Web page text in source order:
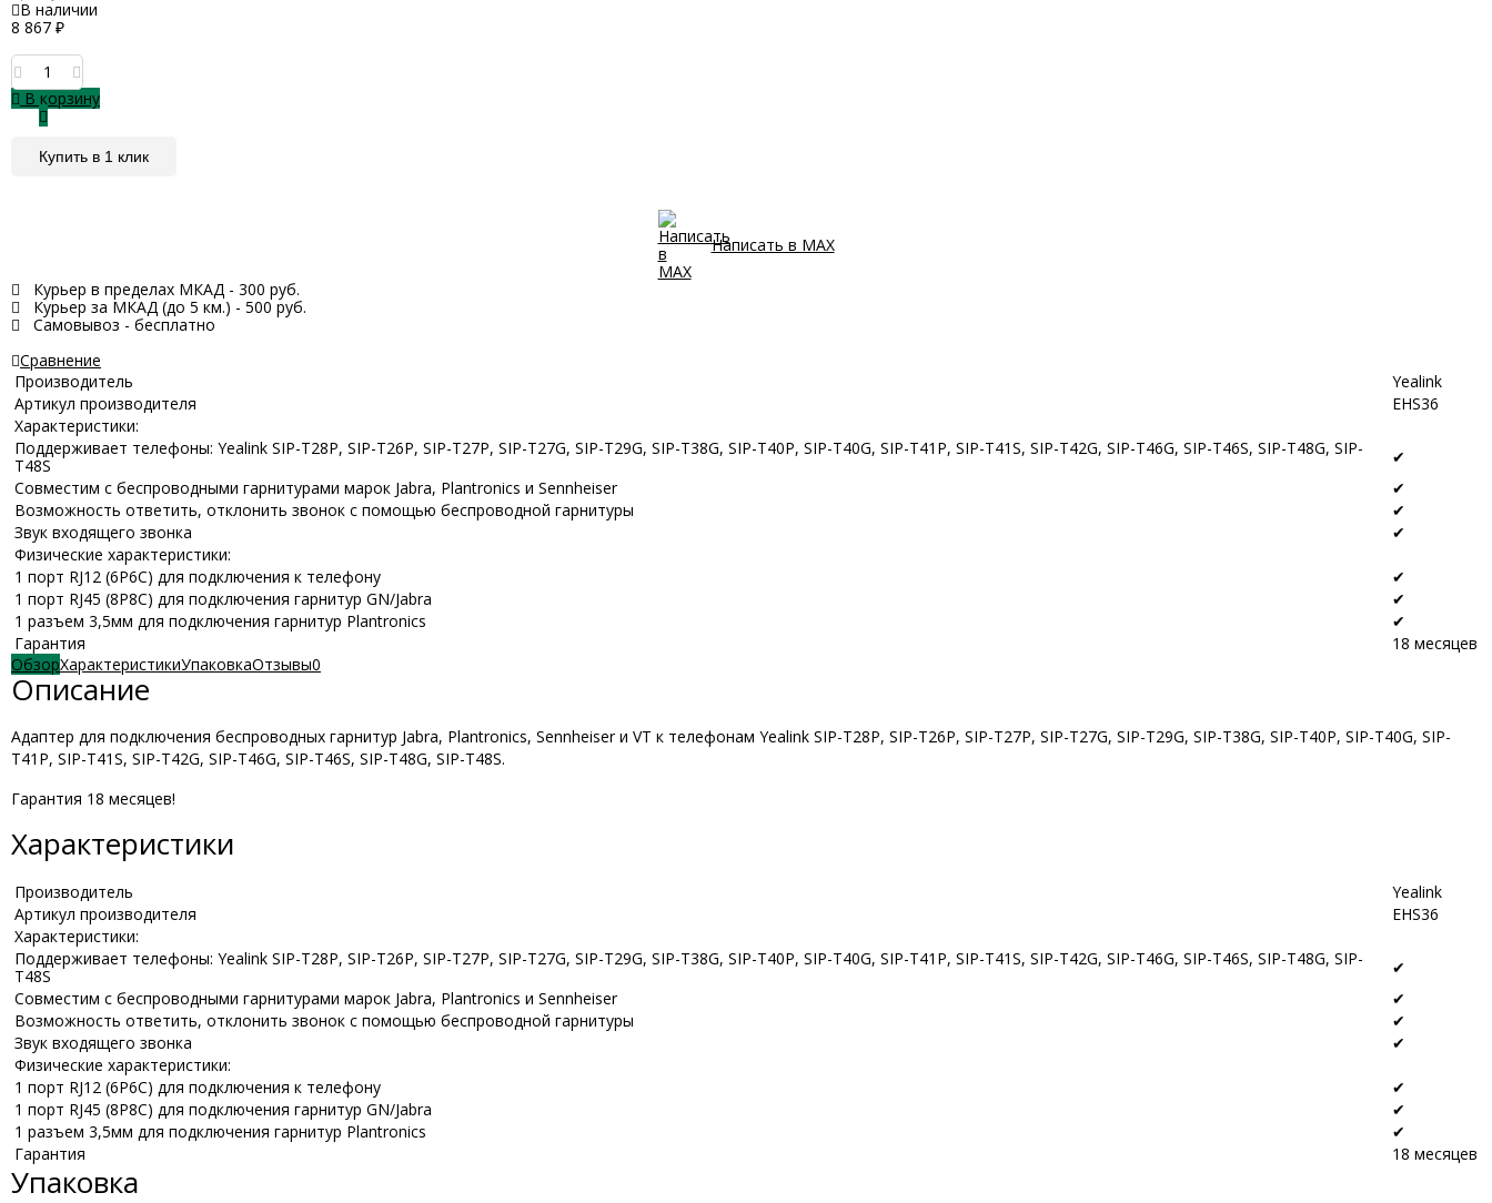
В наличии
8 867 ₽
В корзину
Купить в 1 клик
Написать в MAX
Курьер в пределах МКАД - 300 руб.
Курьер за МКАД (до 5 км.) - 500 руб.
Самовывоз - бесплатно
Сравнение
Производитель
Yealink
Артикул производителя
EHS36
Характеристики:
Поддерживает телефоны: Yealink SIP-T28P, SIP-T26P, SIP-T27P, SIP-T27G, SIP-T29G, SIP-T38G, SIP-T40P, SIP-T40G, SIP-T41P, SIP-T41S, SIP-T42G, SIP-T46G, SIP-T46S, SIP-T48G, SIP-
T48S
✔
Совместим с беспроводными гарнитурами марок Jabra, Plantronics и Sennheiser
✔
Возможность ответить, отклонить звонок с помощью беспроводной гарнитуры
✔
Звук входящего звонка
✔
Физические характеристики:
1 порт RJ12 (6P6C) для подключения к телефону
✔
1 порт RJ45 (8P8C) для подключения гарнитур GN/Jabra
✔
1 разъем 3,5мм для подключения гарнитур Plantronics
✔
Гарантия
18 месяцев
ОбзорХарактеристикиУпаковкаОтзывы0
Описание
Адаптер для подключения беспроводных гарнитур Jabra, Plantronics, Sennheiser и VT к телефонам Yealink SIP-T28P, SIP-T26P, SIP-T27P, SIP-T27G, SIP-T29G, SIP-T38G, SIP-T40P, SIP-T40G, SIP-
T41P, SIP-T41S, SIP-T42G, SIP-T46G, SIP-T46S, SIP-T48G, SIP-T48S.
Гарантия 18 месяцев!
Характеристики
Производитель
Yealink
Артикул производителя
EHS36
Характеристики:
Поддерживает телефоны: Yealink SIP-T28P, SIP-T26P, SIP-T27P, SIP-T27G, SIP-T29G, SIP-T38G, SIP-T40P, SIP-T40G, SIP-T41P, SIP-T41S, SIP-T42G, SIP-T46G, SIP-T46S, SIP-T48G, SIP-
T48S
✔
Совместим с беспроводными гарнитурами марок Jabra, Plantronics и Sennheiser
✔
Возможность ответить, отклонить звонок с помощью беспроводной гарнитуры
✔
Звук входящего звонка
✔
Физические характеристики:
1 порт RJ12 (6P6C) для подключения к телефону
✔
1 порт RJ45 (8P8C) для подключения гарнитур GN/Jabra
✔
1 разъем 3,5мм для подключения гарнитур Plantronics
✔
Гарантия
18 месяцев
Упаковка